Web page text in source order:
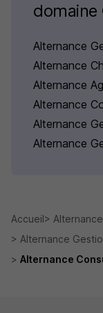
domaine
Alternance
Alternance
Alternance
Alternance
Alternance
Alternance
Accueil Alternance
Alternance
Alternance